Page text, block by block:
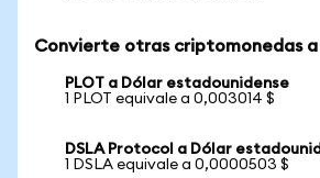
Convierte otras criptomonedas a
PLOT a Dólar estadounidense
1 PLOT equivale a 0,003014 $
DSLA Protocol a Dólar
1 DSLA equivale a 0,0000503 $